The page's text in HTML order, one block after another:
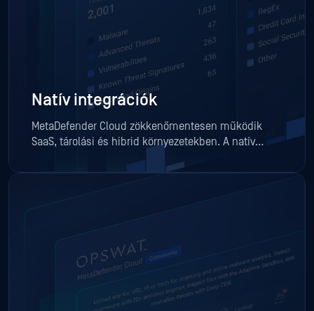
Natív integrációk
MetaDefender Cloud zökkenőmentesen működik
SaaS, tárolási és hibrid környezetekben. A natív
integrációk támogatják a fájlletöltési, -feltöltési és -
megosztási munkafolyamatokat, lehetővé téve a